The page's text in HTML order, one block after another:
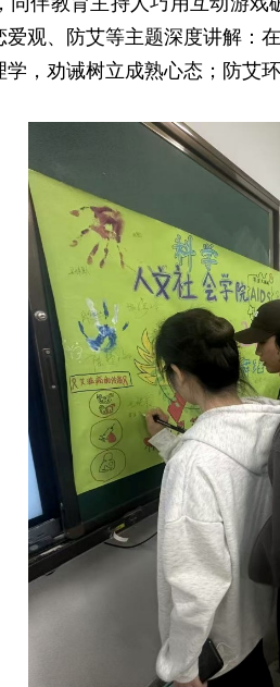
爱观、防艾等主题深度讲解：
学，劝诫树立成熟心态；防艾